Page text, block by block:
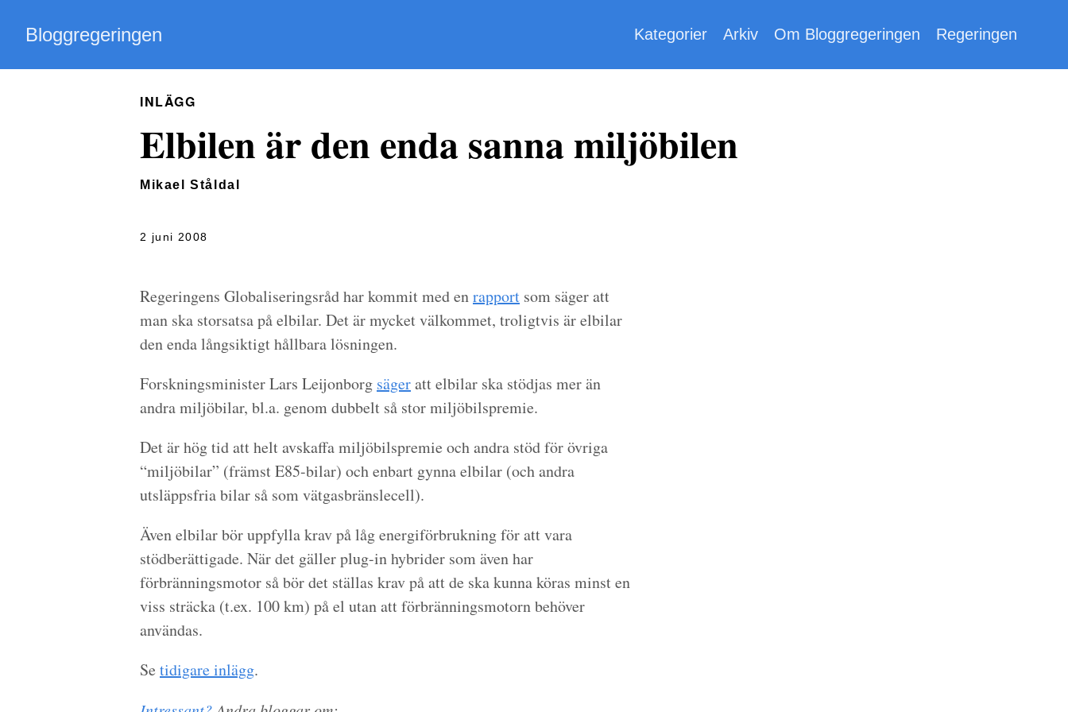
Bloggregeringen Kategorier Arkiv Om Bloggregeringen Regeringen
INLÄGG
Elbilen är den enda sanna miljöbilen
Mikael Ståldal
2 juni 2008
Regeringens Globaliseringsråd har kommit med enrapport som säger att
man ska storsatsa på elbilar. Det är mycket välkommet, troligtvis är elbilar
den enda långsiktigt hållbara lösningen.
Forskningsminister Lars Leijonborg sägeratt elbilar ska stödjas mer än
andra miljöbilar, bl.a. genom dubbelt så stor miljöbilspremie.
Det är hög tid att helt avskaffa miljöbilspremie och andra stöd för övriga
“miljöbilar” (främst E85-bilar) och enbart gynna elbilar (och andra
utsläppsfria bilar så som vätgasbränslecell).
Även elbilar bör uppfylla krav på låg energiförbrukning för att vara
stödberättigade. När det gäller plug-in hybrider som även har
förbränningsmotor så bör det ställas krav på att de ska kunna köras minst en
viss sträcka (t.ex. 100 km) på el utan att förbränningsmotorn behöver
användas.
Se tidigare inlägg.